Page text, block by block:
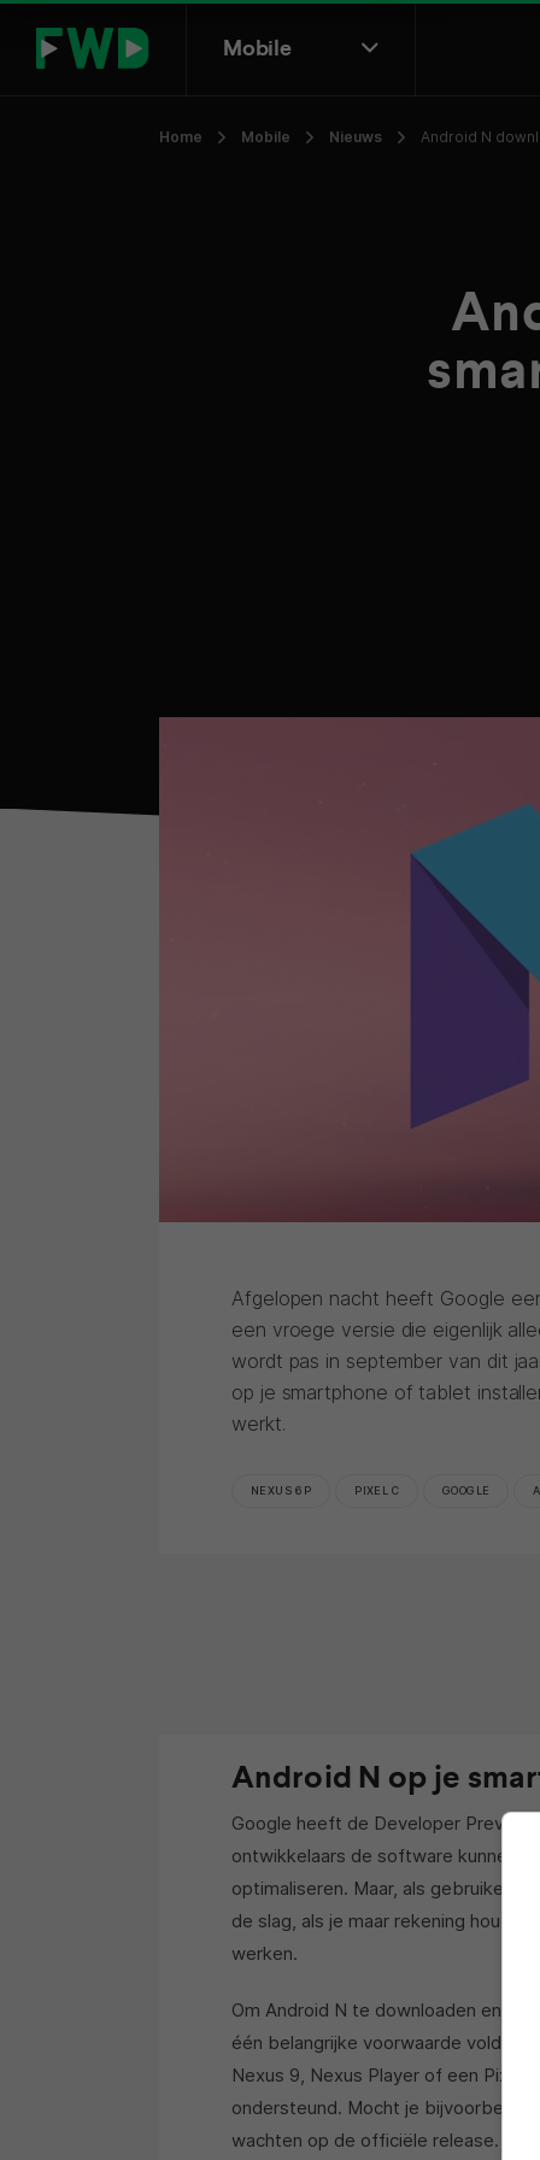
Mobile
Home Mobile Nieuws Android N
Afgelopen nacht heeft Google
een vroege versie die eigenlijk
wordt pas in september van dit
op je smartphone of tablet
werkt.
NEXUS 6P PIXEL C GOOGLE
Android N op je
Google heeft de Developer Preview
ontwikkelaars de software kunnen
optimaliseren. Maar, als gebruiker
de slag, als je maar rekening houdt
werken.
Om Android N te downloaden en
één belangrijke voorwaarde
Nexus 9, Nexus Player of een Pixel
ondersteund. Mocht je
wachten op de officiële release.